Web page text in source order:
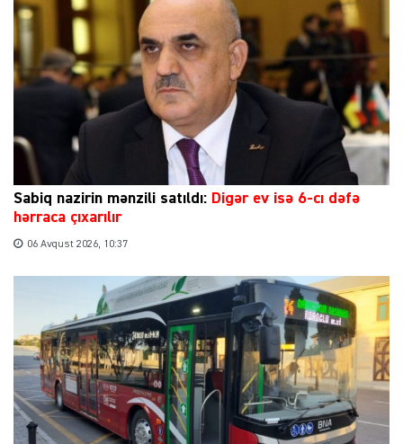
Sabiq nazirin mənzili satıldı: Digər ev isə 6-cı dəfə
hərraca çıxarılır
06 Avqust 2026, 10:37